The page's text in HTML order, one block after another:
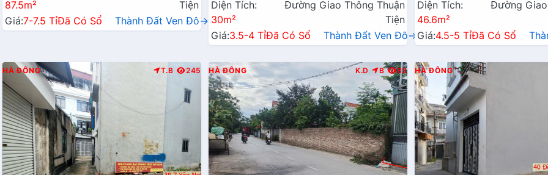
87.5m²
Tiện
Giá:7-7.5 TỉĐã Có Sổ Thành Đất Ven Đô→
Diện Tích:
30m²
Đường Giao Thông Thuận
Tiện
Giá:3.5-4 TỉĐã Có Sổ Thành Đất Ven Đô→
Diện Tích:
46.6m²
Đường
Giá:4.5-5 TỉĐã Có Sổ
HÀ ĐÔNG T.B 245 HÀ ĐÔNG K.D B 83 HÀ ĐÔNG